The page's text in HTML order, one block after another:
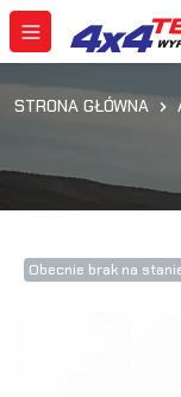
STRONA GŁÓWNA
Obecnie brak na